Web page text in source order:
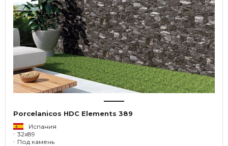
Porcelanicos HDC Elements 389
Испания
32x89
Под камень